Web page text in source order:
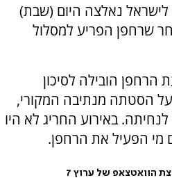
84 מניו יורק לישראל נאלצה היום (שבת)
שרחפן הפריע למסלול
הפרעת הרחפן הובילה לסיכון
הסטתה מנתיבה המקורי,
באירוע החריג לא היו
מי הפעיל את הרחפן.
הוואטצאפ של ערוץ 7